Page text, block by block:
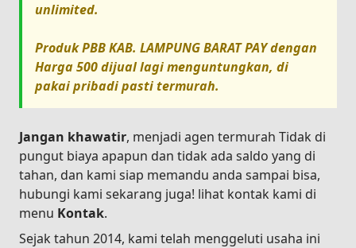
unlimited.
ProdukPBB KAB. LAMPUNG BARAT PAYdengan
Harga500dijual lagi menguntungkan, di
pakai pribadi pasti termurah.
Jangan khawatir, menjadi agen termurah Tidak di
pungut biaya apapun dan tidak ada saldo yang di
tahan, dan kami siap memandu anda sampai bisa,
hubungi kami sekarang juga! lihat kontak kami di
menu Kontak.
Sejak tahun 2014, kami telah menggeluti usaha ini